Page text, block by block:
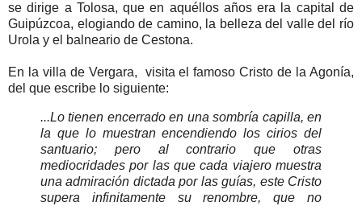
se dirige a Tolosa, que en aquéllos años era la capital de
Guipúzcoa, elogiando de camino, la belleza del valle del río
Urola y el balneario de Cestona.
En la villa de Vergara, visita el famoso Cristo de la Agonía,
del que escribe lo siguiente:
...Lo tienen encerrado en una sombría capilla, en
la que lo muestran encendiendo los cirios del
santuario; pero al contrario que otras
mediocridades por las que cada viajero muestra
una admiración dictada por las guías, este Cristo
supera infinitamente su renombre, que no